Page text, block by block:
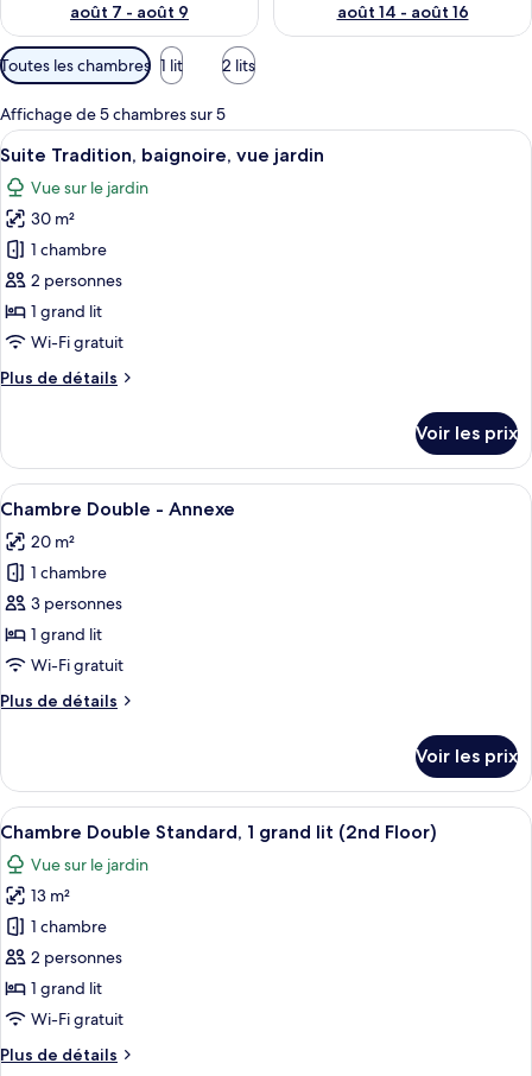
août 7 - août 9
août 14 - août 16
Filtres
disponibles
pour
les
chambres
Toutes les chambres 1 lit 2 lits
Affichage de 5 chambres sur 5
Afficher
toutes
les
photos
pour
ce
type
de
chambre :
Suite
vue
jardin
Une chambre à coucher avec un
11
Suite Tradition, baignoire, vue jardin
Vue sur le jardin
30 m²
1 chambre
2 personnes
1 grand lit
Wi-Fi gratuit
Plus de détails
Plus
le
type
de
Suite
Tradition,
baignoire,
vue
jardin
Voir les prix
Afficher
toutes
les
photos
pour
ce
type
chambre :
Annexe
Une chambre avec un plafond en
8
Chambre Double - Annexe
20 m²
1 chambre
3 personnes
1 grand lit
Wi-Fi gratuit
Plus de détails
Plus
le
type
de
chambre
Chambre
Double
Annexe
Voir les prix
Afficher
toutes
les
photos
pour
ce
type
de
chambre :
Chambre
Une chambre d’hôtel moderne
8
Chambre Double Standard, 1 grand lit (2nd Floor)
Vue sur le jardin
13 m²
1 chambre
2 personnes
1 grand lit
Wi-Fi gratuit
Plus de détails
Plus